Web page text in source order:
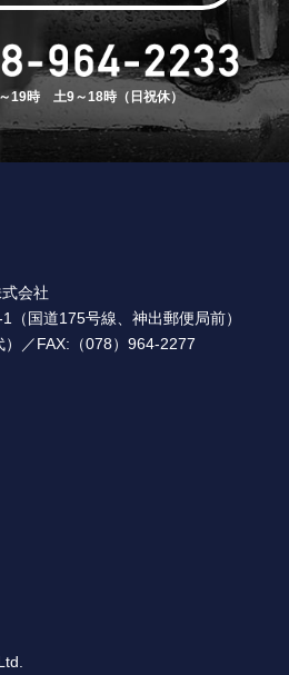
19時 土9～18時（日祝休）
会社
（国道175号線、神出郵便局前）
／FAX:（078）964-2277